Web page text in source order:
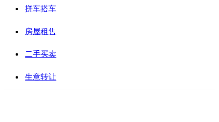
拼车搭车
房屋租售
二手买卖
生意转让